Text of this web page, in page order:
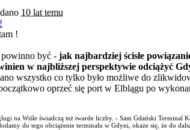
10 lat temu
!
powinno być - jak najbardziej ścisłe
w najbliższej perspektywie odciążyć
wszystko co tylko było możliwe do
oprzeć się port w Elblągu po
na Wiśle świadczą też twarde liczby. - Sam Gdański
do tego obciążenie terminalu w Gdyni, okaże się, że do